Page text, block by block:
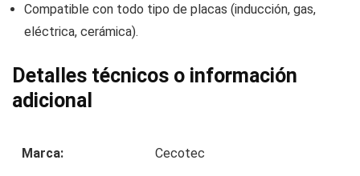
Compatible con todo tipo de placas (inducción, gas,
eléctrica, cerámica).
Detalles técnicos o información
adicional
Marca: Cecotec